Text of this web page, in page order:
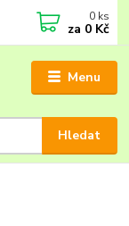
Menu
Hledat
0 ks
za 0 Kč